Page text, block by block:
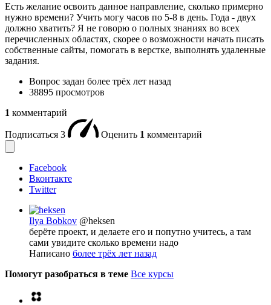
Есть желание освоить данное направление, сколько примерно
нужно времени? Учить могу часов по 5-8 в день. Года - двух
должно хватить? Я не говорю о полных знаниях во всех
перечисленных областях, скорее о возможности начать писать
собственные сайты, помогать в верстке, выполнять удаленные
задания.
Вопрос задан более трёх лет назад
38895 просмотров
1 комментарий
Подписаться 3 Оценить 1 комментарий
Facebook
Вконтакте
Twitter
Ilya Bobkov @heksen
берёте проект, и делаете его и попутно учитесь, а там
сами увидите сколько времени надо
Написано более трёх лет назад
Помогут разобраться в теме Все курсы